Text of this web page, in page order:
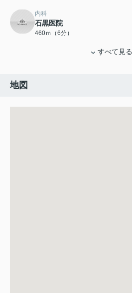
内科
石黒医院
460ｍ（6分）
すべて見る
地図